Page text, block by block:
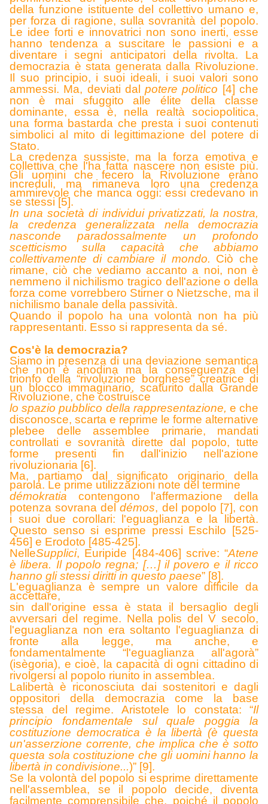
della funzione istituente del collettivo umano e,
per forza di ragione, sulla sovranità del popolo.
Le idee forti e innovatrici non sono inerti, esse
hanno tendenza a suscitare le passioni e a
diventare i segni anticipatori della rivolta. La
democrazia è stata generata dalla Rivoluzione.
Il suo principio, i suoi ideali, i suoi valori sono
ammessi. Ma, deviati dalpotere politico [4] che
non è mai sfuggito alle élite della classe
dominante, essa è, nella realtà sociopolitica,
una forma bastarda che presta i suoi contenuti
simbolici al mito di legittimazione del potere di
Stato.
La credenza sussiste, ma la forza emotiva e
collettiva che l'ha fatta nascere non esiste più.
Gli uomini che fecero la Rivoluzione erano
increduli, ma rimaneva loro una credenza
ammirevole che manca oggi: essi credevano in
se stessi [5].
In una società di individui privatizzati, la nostra,
la credenza generalizzata nella democrazia
nasconde paradossalmente un profondo
scetticismo sulla capacità che abbiamo
collettivamente di cambiare il mondo. Ciò che
rimane, ciò che vediamo accanto a noi, non è
nemmeno il nichilismo tragico dell'azione o della
forza come vorrebbero Stirner o Nietzsche, ma il
nichilismo banale della passività.
Quando il popolo ha una volontà non ha più
rappresentanti. Esso si rappresenta da sé.
Cos'è la democrazia?
Siamo in presenza di una deviazione semantica
che non è anodina ma la conseguenza del
trionfo della “rivoluzione borghese” creatrice di
un blocco immaginario, scaturito dalla Grande
Rivoluzione, che costruisce
lo spazio pubblico della rappresentazione, e che
disconosce, scarta e reprime le forme alternative
plebee delle assemblee primarie, mandati
controllati e sovranità dirette dal popolo, tutte
forme presenti fin dall'inizio nell'azione
rivoluzionaria [6].
Ma, partiamo dal significato originario della
parola. Le prime utilizzazioni note del termine
démokratia contengono l'affermazione della
potenza sovrana deldémos, del popolo [7], con
i suoi due corollari: l'eguaglianza e la libertà.
Questo senso si esprime pressi Eschilo [525-
456] e Erodoto [485-425].
NelleSupplici, Euripide [484-406] scrive: “Atene
è libera. Il popolo regna; […] il povero e il ricco
hanno gli stessi diritti in questo paese” [8].
L'eguaglianza è sempre un valore difficile da
accettare,
sin dall'origine essa è stata il bersaglio degli
avversari del regime. Nella polis del V secolo,
l'eguaglianza non era soltanto l'eguaglianza di
fronte alla legge, ma anche, e
fondamentalmente “l'eguaglianza all'agorà”
(isègoria), e cioè, la capacità di ogni cittadino di
rivolgersi al popolo riunito in assemblea.
La libertà è riconosciuta dai sostenitori e dagli
oppositori della democrazia come la base
stessa del regime. Aristotele lo constata: “Il
principio fondamentale sul quale poggia la
costituzione democratica è la libertà (è questa
un'asserzione corrente, che implica che è sotto
questa sola costituzione che gli uomini hanno la
libertà in condivisione...)” [9].
Se la volontà del popolo si esprime direttamente
nell'assemblea, se il popolo decide, diventa
facilmente comprensibile che, poiché il popolo